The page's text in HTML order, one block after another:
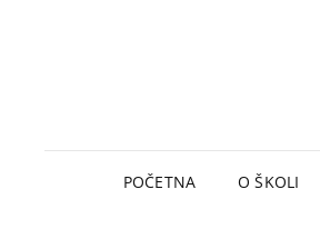
POČETNA O ŠKOLI